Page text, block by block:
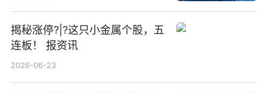
揭秘涨停?|?这只小金属个股，五
连板！ 报资讯
2026-06-23